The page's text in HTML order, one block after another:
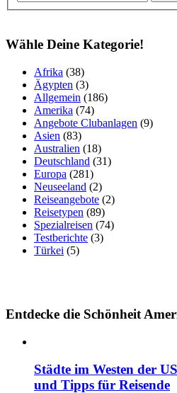
Wähle Deine Kategorie!
Afrika (38)
Ägypten (3)
Allgemein (186)
Amerika (74)
Angebote Clubanlagen (9)
Asien (83)
Australien (18)
Deutschland (31)
Europa (281)
Neuseeland (2)
Reiseangebote (2)
Reisetypen (89)
Spezialreisen (74)
Testberichte (3)
Türkei (5)
Entdecke die Schönheit
Städte im Westen der
und Tipps für Reisende